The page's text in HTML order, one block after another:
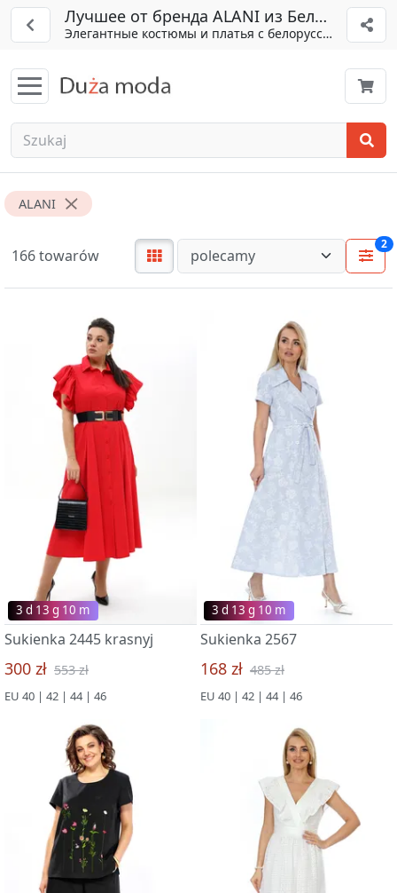
Лучшее от бренда ALANI из Беларуси
Элегантные костюмы и платья с белорусским
ALANI
166 towarów
2
3 d 13 g 09 m
Sukienka 2445 krasnyj
300 zł 553 zł
EU 40 | 42 | 44 | 46
3 d 13 g 09 m
Sukienka 2567
168 zł 485 zł
EU 40 | 42 | 44 | 46